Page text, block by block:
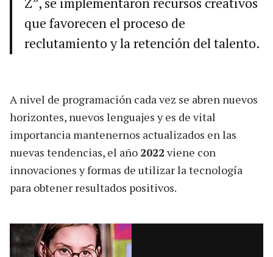
que favorecen el proceso de
reclutamiento y la retención del talento.
A nivel de programación cada vez se abren nuevos
horizontes, nuevos lenguajes y es de vital
importancia mantenernos actualizados en las
nuevas tendencias, el año 2022 viene con
innovaciones y formas de utilizar la tecnología
para obtener resultados positivos.